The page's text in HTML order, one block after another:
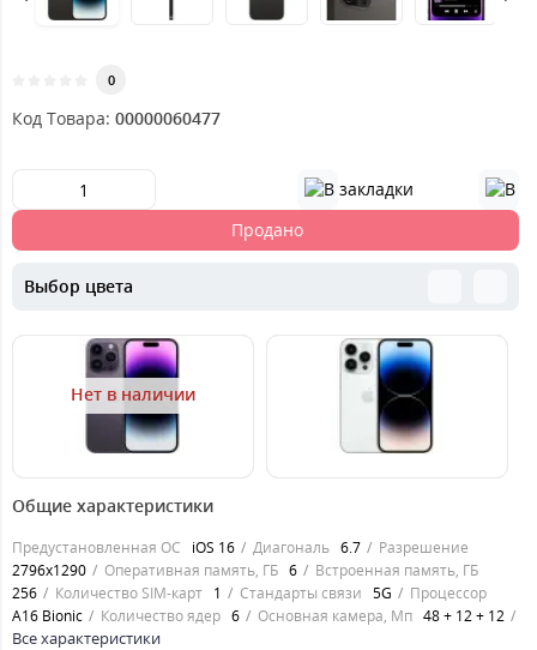
0
Код Товара: 00000060477
Продано
Выбор цвета
Нет в наличии
31499 грн.
Общие характеристики
Предустановленная ОС iOS 16 Диагональ 6.7
Разрешение
2796x1290
Оперативная память, ГБ 6
Встроенная память, ГБ
256
Количество SIM-карт 1 Стандарты связи 5G
Процессор
A16 Bionic
Количество ядер 6 Основная камера, Мп 48 + 12 + 12
Все характеристики